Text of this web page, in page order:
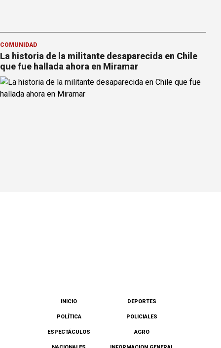
COMUNIDAD
La historia de la militante desaparecida en Chile
que fue hallada ahora en Miramar
INICIO DEPORTES
POLÍTICA POLICIALES
ESPECTÁCULOS AGRO